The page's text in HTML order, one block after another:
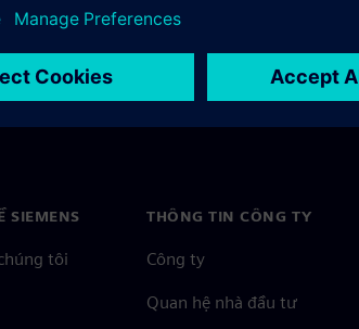
Management
SIEMENS
tôi
THÔNG TIN CÔNG TY
Công ty
Quan hệ nhà đầu tư